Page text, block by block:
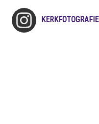
KERKFOTOGRAFIE